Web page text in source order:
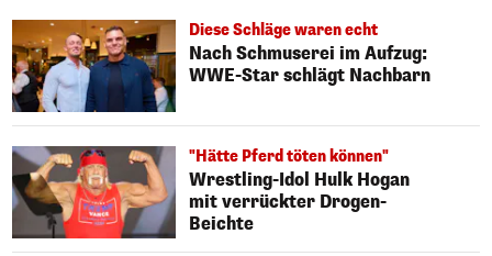
Diese Schläge waren echt
Nach Schmuserei im Aufzug:
WWE-Star schlägt Nachbarn
"Hätte Pferd töten können"
Wrestling-Idol Hulk Hogan
mit verrückter Drogen-
Beichte